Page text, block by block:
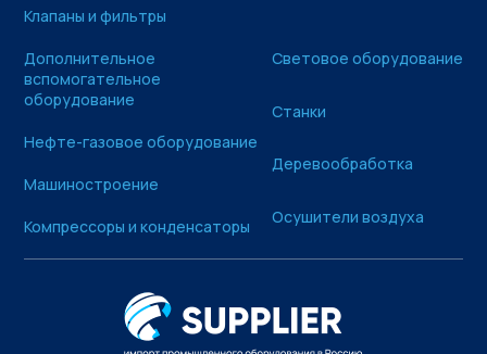
Клапаны и фильтры
Дополнительное
вспомогательное
оборудование
Нефте-газовое оборудование
Машиностроение
Компрессоры и конденсаторы
Световое оборудование
Станки
Деревообработка
Осушители воздуха